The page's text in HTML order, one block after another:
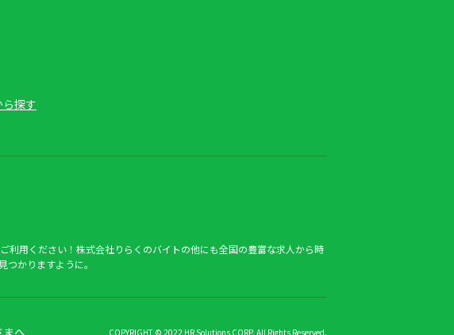
探す
用ください！株式会社りらくのバイトの他にも全国の豊富な求人から時
かりますように。
へ COPYRIGHT © 2022 HR Solutions CORP. All Rights Reserved.